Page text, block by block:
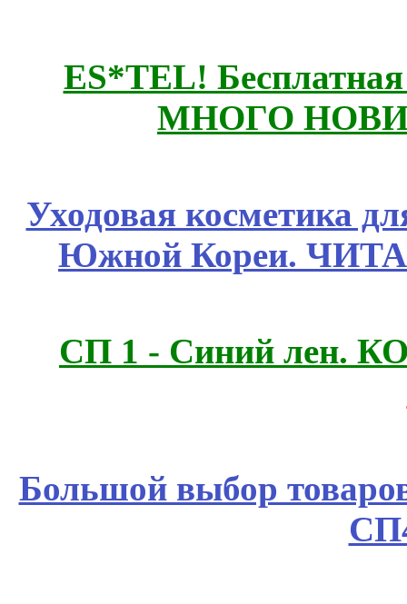
ES*TEL!
МНОГО
Уходовая косметика
Южной Кореи.
СП 1 - Синий лен.
Большой выбор